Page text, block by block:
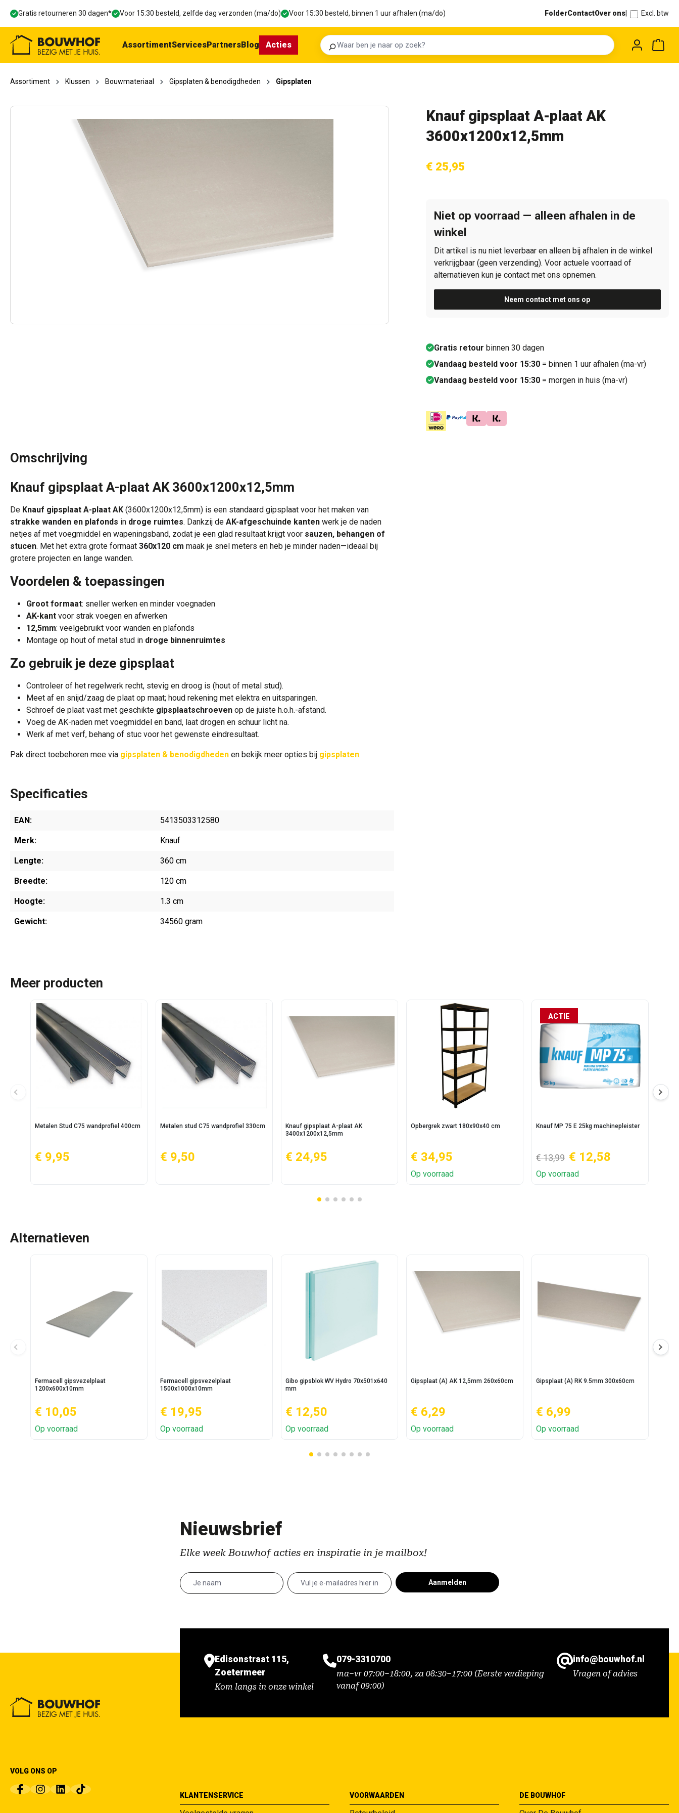
Ga naar de hoofdnavigatie
Gratis retourneren 30 dagen* Voor 15:30 besteld, zelfde dag verzonden (ma/do) Voor 15:30 besteld, binnen 1 uur afhalen (ma/do) FolderContactOver ons Excl. btw
Zoeken
AssortimentServicesPartnersBlog Acties
Assortiment Klussen Bouwmateriaal Gipsplaten & benodigdheden Gipsplaten
Knauf gipsplaat A-plaat AK
3600x1200x12,5mm
€ 25,95
Niet op voorraad — alleen afhalen in de
winkel
Dit artikel is nu niet leverbaar en alleen bij afhalen in de winkel
verkrijgbaar (geen verzending). Voor actuele voorraad of
alternatieven kun je contact met ons opnemen.
Neem contact met ons op
Gratis retour binnen 30 dagen
Vandaag besteld voor 15:30= binnen 1 uur afhalen (ma-vr)
Vandaag besteld voor 15:30= morgen in huis (ma-vr)
Omschrijving
Knauf gipsplaat A-plaat AK 3600x1200x12,5mm
De Knauf gipsplaat A-plaat AK (3600x1200x12,5mm) is een standaard gipsplaat voor het maken van
strakke wanden en plafonds in droge ruimtes. Dankzij de AK-afgeschuinde kanten werk je de naden
netjes af met voegmiddel en wapeningsband, zodat je een glad resultaat krijgt voor sauzen, behangen of
stucen. Met het extra grote formaat 360x120 cm maak je snel meters en heb je minder naden—ideaal bij
grotere projecten en lange wanden.
Voordelen & toepassingen
Groot formaat: sneller werken en minder voegnaden
AK-kant voor strak voegen en afwerken
12,5mm: veelgebruikt voor wanden en plafonds
Montage op hout of metal stud in droge binnenruimtes
Zo gebruik je deze gipsplaat
Controleer of het regelwerk recht, stevig en droog is (hout of metal stud).
Meet af en snijd/zaag de plaat op maat; houd rekening met elektra en uitsparingen.
Schroef de plaat vast met geschikte gipsplaatschroeven op de juiste h.o.h.-afstand.
Voeg de AK-naden met voegmiddel en band, laat drogen en schuur licht na.
Werk af met verf, behang of stuc voor het gewenste eindresultaat.
Pak direct toebehoren mee via gipsplaten & benodigdheden en bekijk meer opties bij gipsplaten.
Specificaties
EAN: 5413503312580
Merk: Knauf
Lengte: 360 cm
Breedte: 120 cm
Hoogte: 1.3 cm
Gewicht: 34560 gram
Meer producten
Metalen Stud C75 wandprofiel 400cm
€ 9,95
Metalen stud C75 wandprofiel 330cm
€ 9,50
Knauf gipsplaat A-plaat AK
3400x1200x12,5mm
€ 24,95
Opbergrek zwart 180x90x40 cm
€ 34,95
Op voorraad
ACTIE
Knauf MP 75 E 25kg machinepleister
€ 13,99 € 12,58
Op voorraad
Alternatieven
Fermacell gipsvezelplaat
1200x600x10mm
€ 10,05
Op voorraad
Fermacell gipsvezelplaat
1500x1000x10mm
€ 19,95
Op voorraad
Gibo gipsblok WV Hydro 70x501x640
mm
€ 12,50
Op voorraad
Gipsplaat (A) AK 12,5mm 260x60cm
€ 6,29
Op voorraad
Gipsplaat (A) RK 9.5mm 300x60cm
€ 6,99
Op voorraad
Nieuwsbrief
Elke week Bouwhof acties en inspiratie in je mailbox!
Aanmelden
Edisonstraat 115,
Zoetermeer
Kom langs in onze winkel
079-3310700
ma–vr 07:00–18:00, za 08:30–17:00 (Eerste verdieping
vanaf 09:00)
info@bouwhof.nl
Vragen of advies
VOLG ONS OP
KLANTENSERVICE VOORWAARDEN DE BOUWHOF